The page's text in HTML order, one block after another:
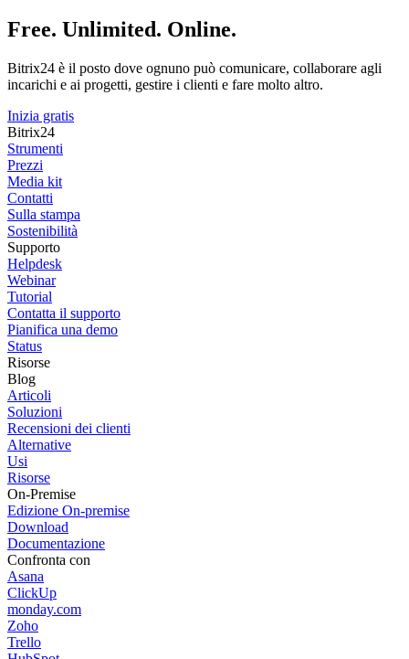
Free. Unlimited. Online.
Bitrix24 è il posto dove ognuno può comunicare, collaborare agli
incarichi e ai progetti, gestire i clienti e fare molto altro.
Inizia gratis
Bitrix24
Strumenti
Prezzi
Media kit
Contatti
Sulla stampa
Sostenibilità
Supporto
Helpdesk
Webinar
Tutorial
Contatta il supporto
Pianifica una demo
Status
Risorse
Blog
Articoli
Soluzioni
Recensioni dei clienti
Alternative
Usi
Risorse
On-Premise
Edizione On-premise
Download
Documentazione
Confronta con
Asana
ClickUp
monday.com
Zoho
Trello